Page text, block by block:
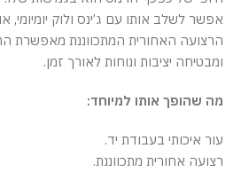
אפשר לשלב אותו עם ג’ינס ולוק
הרצועה האחורית המתכווננת מאפשרת
ומבטיחה יציבות ונוחות לאורך זמן.
מה שהופך אותו למיוחד:
עור איכותי בעבודת יד.
רצועה אחורית מתכווננת.